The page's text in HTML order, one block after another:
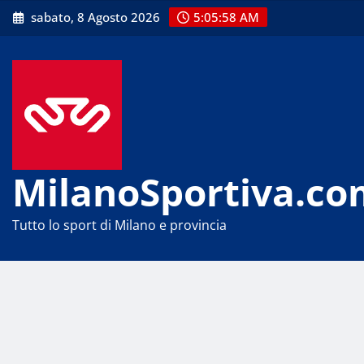
Skip
to
sabato, 8 Agosto 2026 5:05:59 AM
Tutto lo sport di Milano e provincia